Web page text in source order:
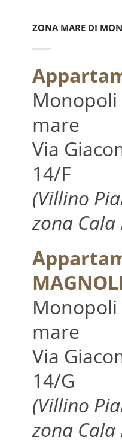
ZONA MARE DI
Monopoli
mare
Via
14/F
(Villino
zona
Monopoli
mare
Via
14/G
(Villino
zona